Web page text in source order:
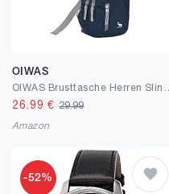
OIWAS
26.99 €29.99
Amazon
-52%